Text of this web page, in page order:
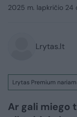
2025 m. lapkričio 24
Lrytas.lt
Lrytas Premium
Ar gali miego